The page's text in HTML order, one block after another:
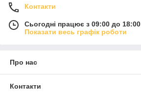
Контакти
Сьогодні працює з 09:00 до 18:00
Показати весь графік роботи
Про нас
Контакти